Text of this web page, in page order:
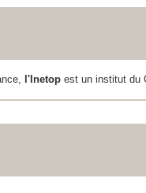
l'Inetop est un institut du